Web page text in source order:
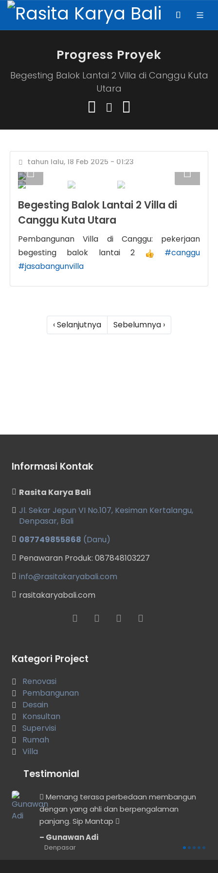
Progress Proyek
Begesting Balok Lantai 2 Villa di Canggu Kuta
Utara
tahun lalu, 18 Feb 2025 - 01:23
Begesting Balok Lantai 2 Villa di
Canggu Kuta Utara
Pembangunan Villa di Canggu: pekerjaan
begesting balok lantai 2
#canggu
#jasabangunvilla
‹ Selanjutnya Sebelumnya ›
Informasi Kontak
Rasita Karya Bali
Jl. Sekar Jepun VI No.107, Kesiman Kertalangu,
Denpasar, Bali
087749855868 (Danu)
Penawaran Produk: 087848103227
info@rasitakaryabali.com
rasitakaryabali.com
Kategori Project
Renovasi
Pembangunan
Desain
Konsultan
Supervisi
Rumah
Villa
Testimonial
Memang terasa perbedaan membangun
dengan yang ahli dan berpengalaman
panjang. Sip Mantap
Gunawan Adi
Denpasar